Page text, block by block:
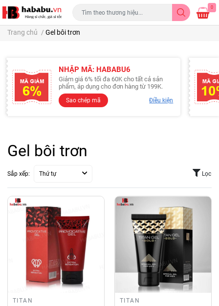
0
Trang chủ / Gel bôi trơn
NHẬP MÃ: HABABU6
Giảm giá 6% tối đa 60K cho tất cả sản
phẩm, áp dụng cho đơn hàng từ 199K.
Sao chép mã Điều kiện
Gel bôi trơn
Sắp xếp: Thứ tự Lọc
TITAN TITAN